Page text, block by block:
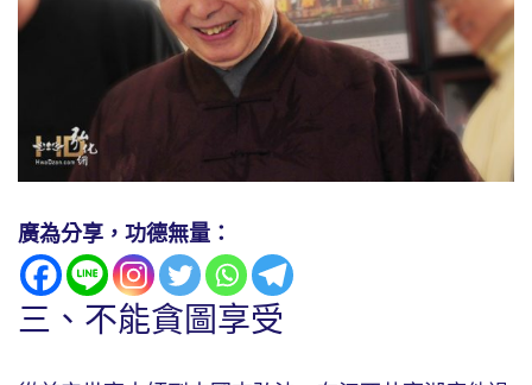
廣為分享，功德無量：
三、不能貪圖享受